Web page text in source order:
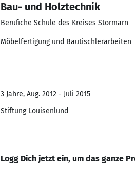
Bau- und Holztechnik
Berufiche Schule des Kreises Stormarn
Möbelfertigung und Bautischlerarbeiten
3 Jahre, Aug. 2012 - Juli 2015
Stiftung Louisenlund
Logg Dich jetzt ein, um das ganze